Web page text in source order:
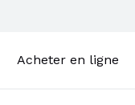
Acheter en ligne